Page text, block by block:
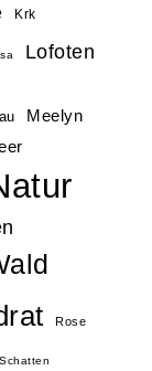
Krk
Lofoten
Meelyn
Rose
Schatten